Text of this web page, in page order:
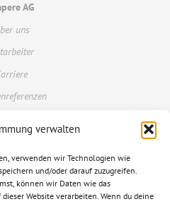
verwalten
verwenden wir Technologien wie
und/oder darauf zuzugreifen.
können wir Daten wie das
Website verarbeiten. Wenn du deine
AG
uns